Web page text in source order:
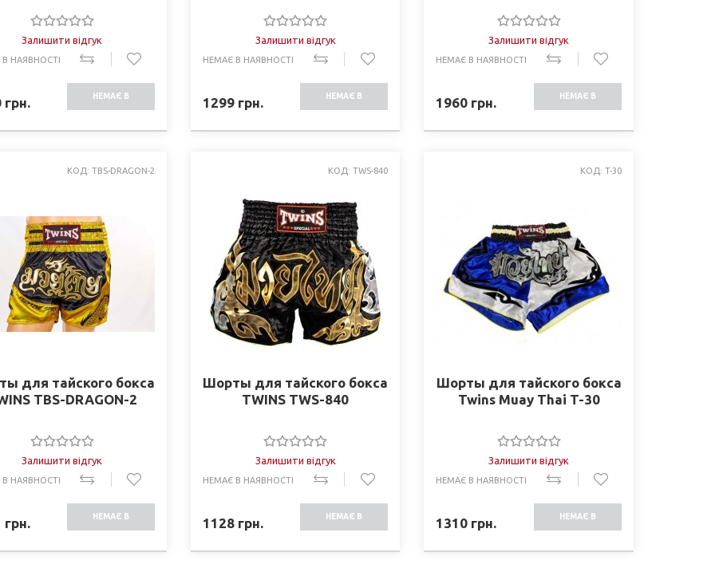
Залишити відгук
НАЯВНОСТІ
грн. НЕМАЄ В
Залишити відгук
НЕМАЄ В НАЯВНОСТІ
1299грн. НЕМАЄ В
Залишити відгук
НЕМАЄ В НАЯВНОСТІ
1960 грн. НЕМАЄ В
КОД: TBS-DRAGON-2
для тайского бокса
TBS-DRAGON-2
Залишити відгук
НАЯВНОСТІ
грн. НЕМАЄ В
КОД: TWS-840
Шорты для тайского бокса
TWINS TWS-840
Залишити відгук
НЕМАЄ В НАЯВНОСТІ
1128грн. НЕМАЄ В
КОД: T-30
Шорты для тайского бокса
Twins Muay Thai T-30
Залишити відгук
НЕМАЄ В НАЯВНОСТІ
1310 грн. НЕМАЄ В